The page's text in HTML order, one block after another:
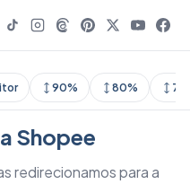
90% 80%
Shopee
redirecionamos para a